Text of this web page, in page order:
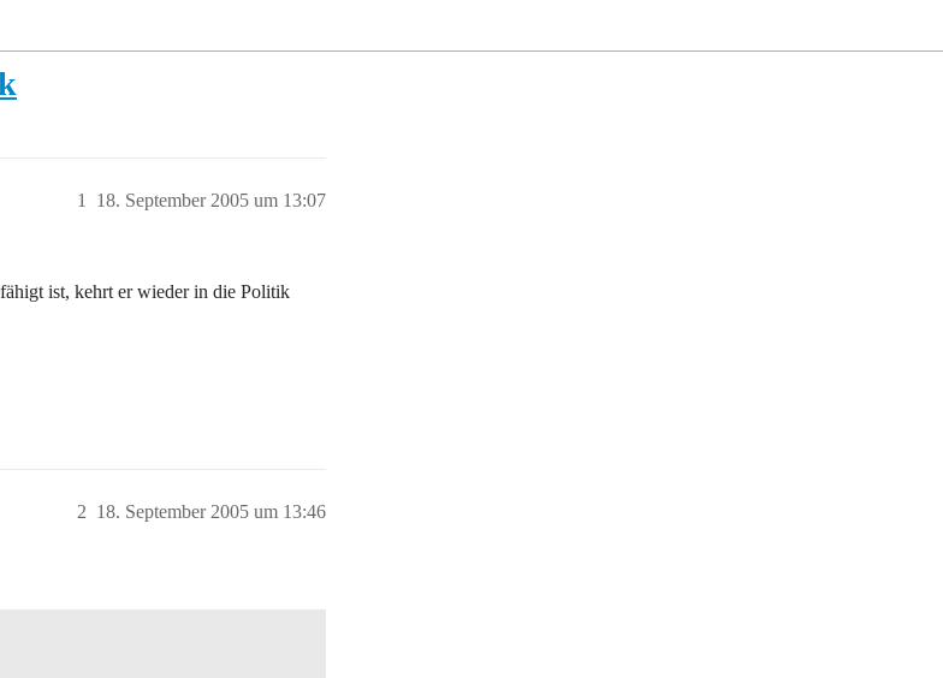
18. September 2005 um 13:07
1
ist, kehrt er wieder in die Politik
18. September 2005 um 13:46
2